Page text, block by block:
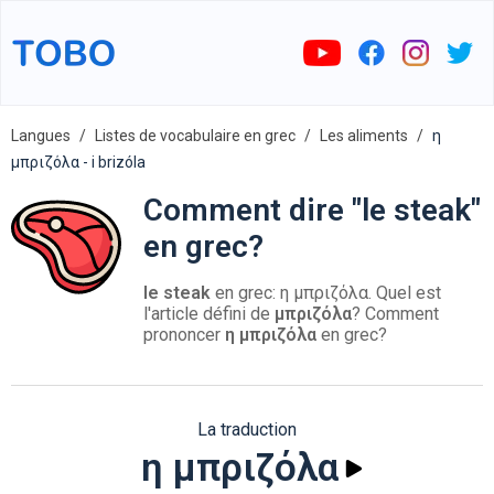
Langues Listes de vocabulaire en grec Les aliments
η
μπριζόλα - i brizóla
Comment dire "le steak"
en grec?
le steak en grec: η μπριζόλα. Quel est
l'article défini de μπριζόλα? Comment
prononcer η μπριζόλα en grec?
La traduction
η μπριζόλα